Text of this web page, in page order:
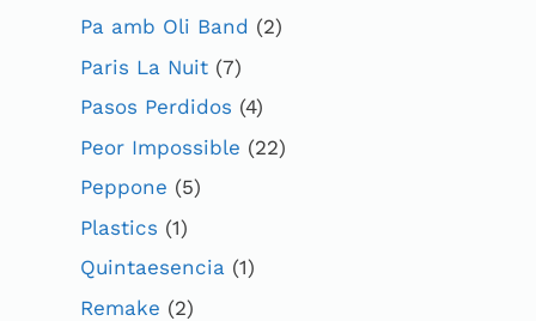
Pa amb Oli Band (2)
Paris La Nuit (7)
Pasos Perdidos (4)
Peor Impossible (22)
Peppone (5)
Plastics (1)
Quintaesencia (1)
Remake (2)